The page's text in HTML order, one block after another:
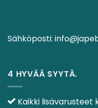
Sähköposti:
4 HYVÄÄ SYYTÄ.
Kaikki lisävarusteet